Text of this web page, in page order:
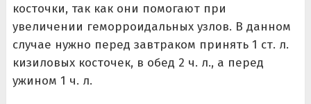
косточки, так как они помогают при
увеличении геморроидальных узлов. В данном
случае нужно перед завтраком принять 1 ст. л.
кизиловых косточек, в обед 2 ч. л., а перед
ужином 1 ч. л.